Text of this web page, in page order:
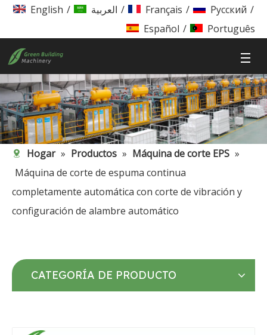
English / العربية / Français / Pусский /
Español / Português
Hogar » Productos » Máquina de corte EPS »
Máquina de corte de espuma continua
completamente automática con corte de vibración y
configuración de alambre automático
CATEGORÍA DE PRODUCTO